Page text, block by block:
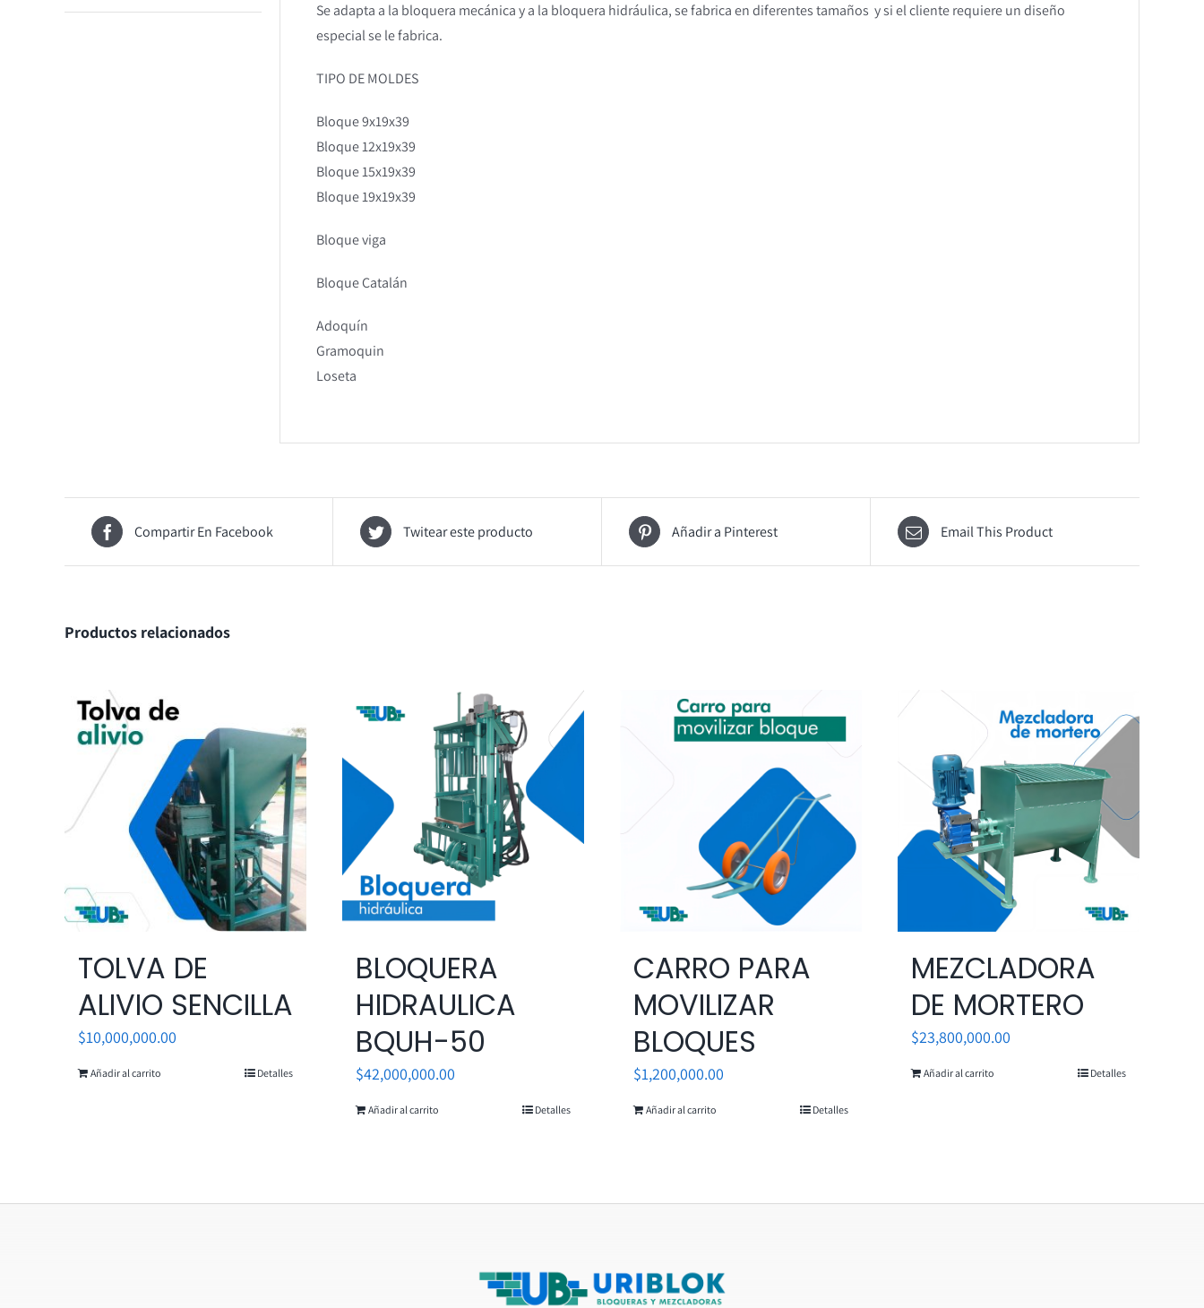
Se adapta a la bloquera mecánica y a la bloquera hidráulica, se fabrica en diferentes tamaños y si el cliente requiere un diseño
especial se le fabrica.
TIPO DE MOLDES
Bloque 9x19x39
Bloque 12x19x39
Bloque 15x19x39
Bloque 19x19x39
Bloque viga
Bloque Catalán
Adoquín
Gramoquin
Loseta
Compartir En Facebook Twitear este producto Añadir a Pinterest Email This Product
Productos relacionados
TOLVA DE
ALIVIO SENCILLA
$10,000,000.00
Añadir al carrito Detalles
BLOQUERA
HIDRAULICA
BQUH-50
$42,000,000.00
Añadir al carrito Detalles
CARRO PARA
MOVILIZAR
BLOQUES
$1,200,000.00
Añadir al carrito Detalles
MEZCLADORA
DE MORTERO
$23,800,000.00
Añadir al carrito Detalles